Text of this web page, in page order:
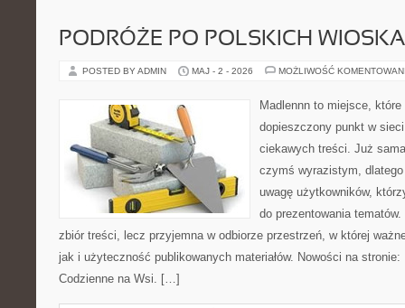
PODRÓŻE PO POLSKICH
POSTED BY ADMIN MAJ - 2 - 2026 MOŻLIWOŚĆ
Madlennn to miejsce,
dopieszczony punkt w
ciekawych treści. Już
czymś wyrazistym,
uwagę użytkowników,
do prezentowania
zbiór treści, lecz przyjemna w odbiorze przestrzeń, w której
jak i użyteczność publikowanych materiałów. Nowości na
Codzienne na Wsi. […]